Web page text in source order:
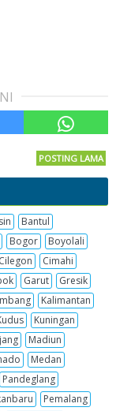
POSTING LAMA
Bantul
Bogor
Boyolali
Cilegon
Cimahi
Garut
Gresik
Kalimantan
Kuningan
Madiun
Medan
Pandeglang
Pemalang